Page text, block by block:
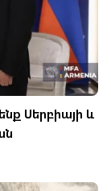
Սերբիայի և